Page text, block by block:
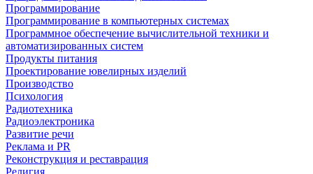
Программирование
Программирование в компьютерных системах
Программное обеспечение вычислительной техники и
автоматизированных систем
Продукты питания
Проектирование ювелирных изделий
Производство
Психология
Радиотехника
Радиоэлектроника
Развитие речи
Реклама и PR
Реконструкция и реставрация
Религия